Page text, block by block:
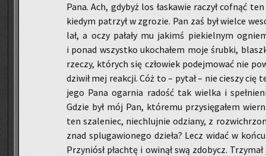
Pana. Ach, gdy­byż los ła­ska­wie ra­czył cof­nąć
kie­dym pa­trzył w zgro­zie. Pan zaś był wiel­ce
lał, a oczy pa­ła­ły mu ja­kimś pie­kiel­nym
i ponad wszyst­ko uko­cha­łem moje śrub­ki,
rze­czy, któ­rych się czło­wiek po­dej­mo­wać nie
dzi­wił mej re­ak­cji. Cóż to – pytał – nie cie­szy cię
jego Pana ogar­nia ra­dość tak wiel­ka i
Gdzie był mój Pan, któ­re­mu przy­się­ga­łem
ten sza­le­niec, nie­chluj­nie odzia­ny, z
znad splu­ga­wio­ne­go dzie­ła? Lecz widać w
Przy­niósł płach­tę i owi­nął swą zdo­bycz.